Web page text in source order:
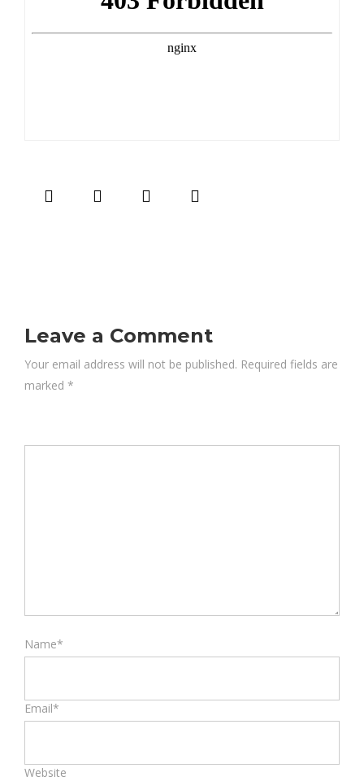
Leave a Comment
Your email address will not be published. Required fields are
marked *
Name*
Email*
Website